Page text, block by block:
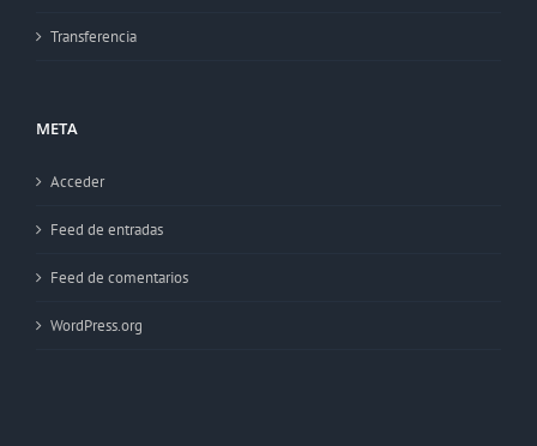
Transferencia
META
Acceder
Feed de entradas
Feed de comentarios
WordPress.org